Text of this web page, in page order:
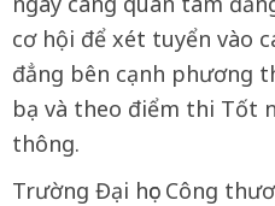
cơ hội để xét tuyển vào
đẳng bên cạnh phương
bạ và theo điểm thi Tốt
thông.
Trường Đại học Công